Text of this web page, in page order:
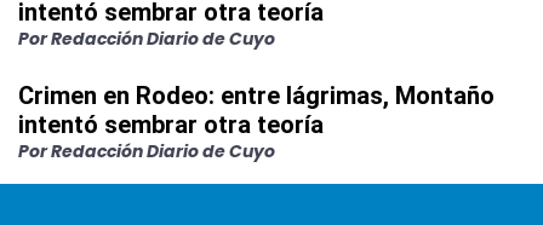
intentó sembrar otra teoría
Por Redacción Diario de Cuyo
Crimen en Rodeo: entre lágrimas, Montaño
intentó sembrar otra teoría
Por Redacción Diario de Cuyo